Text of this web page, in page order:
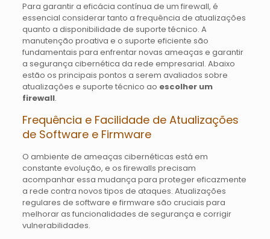
Para garantir a eficácia contínua de um firewall, é
essencial considerar tanto a frequência de atualizações
quanto a disponibilidade de suporte técnico. A
manutenção proativa e o suporte eficiente são
fundamentais para enfrentar novas ameaças e garantir
a segurança cibernética da rede empresarial. Abaixo
estão os principais pontos a serem avaliados sobre
atualizações e suporte técnico ao escolher um
firewall.
Frequência e Facilidade de Atualizações
de Software e Firmware
O ambiente de ameaças cibernéticas está em
constante evolução, e os firewalls precisam
acompanhar essa mudança para proteger eficazmente
a rede contra novos tipos de ataques. Atualizações
regulares de software e firmware são cruciais para
melhorar as funcionalidades de segurança e corrigir
vulnerabilidades.